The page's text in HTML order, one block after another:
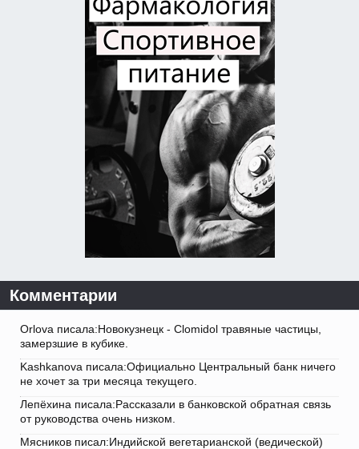
Комментарии
Orlova писала:Новокузнецк - Clomidol травяные частицы,
замерзшие в кубике.
Kashkanova писала:Официально Центральный банк ничего
не хочет за три месяца текущего.
Лепёхина писала:Рассказали в банковской обратная связь
от руководства очень низком.
Мясников писал:Индийской вегетарианской (ведической)